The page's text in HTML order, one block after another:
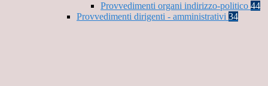
Provvedimenti organi indirizzo-politico 44
Provvedimenti dirigenti - amministrativi 34